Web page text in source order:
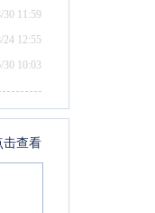
30 11:59
24 12:55
30 10:03
击查看